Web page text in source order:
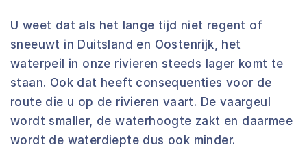
U weet dat als het lange tijd niet regent of
sneeuwt in Duitsland en Oostenrijk, het
waterpeil in onze rivieren steeds lager komt te
staan. Ook dat heeft consequenties voor de
route die u op de rivieren vaart. De vaargeul
wordt smaller, de waterhoogte zakt en daarmee
wordt de waterdiepte dus ook minder.